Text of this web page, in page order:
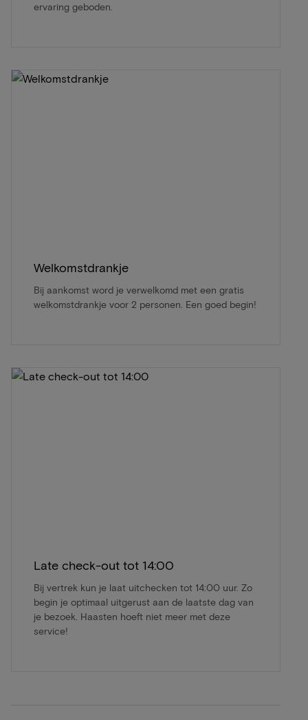
ervaring geboden.
Welkomstdrankje
Bij aankomst word je verwelkomd met een gratis
welkomstdrankje voor 2 personen. Een goed begin!
Late check-out tot 14:00
Bij vertrek kun je laat uitchecken tot 14:00 uur. Zo
begin je optimaal uitgerust aan de laatste dag van
je bezoek. Haasten hoeft niet meer met deze
service!